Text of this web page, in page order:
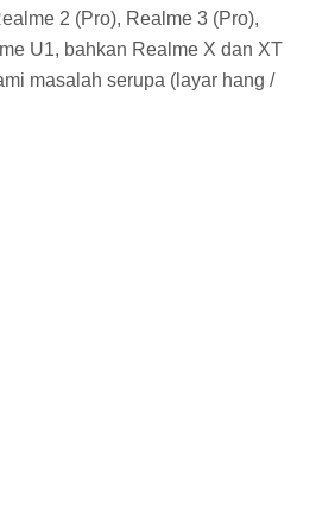
2 (Pro), Realme 3 (Pro),
U1, bahkan Realme X dan XT
masalah serupa (layar hang /